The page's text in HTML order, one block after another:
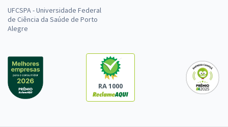
UFCSPA - Universidade Federal
de Ciência da Saúde de Porto
Alegre
RA 1000